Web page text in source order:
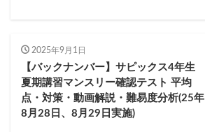
2025年9月1日
【バックナンバー】サピックス4年生
夏期講習マンスリー確認テスト 平均
点・対策・動画解説・難易度分析(25年
8月28日、8月29日実施)